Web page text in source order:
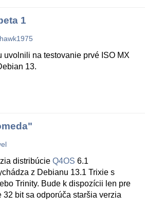
1
uvolnili na testovanie prvé ISO MX
13.
distribúcie Q4OS 6.1
z Debianu 13.1 Trixie s
Trinity. Bude k dispozícii len pre
32 bit sa odporúča staršia verzia